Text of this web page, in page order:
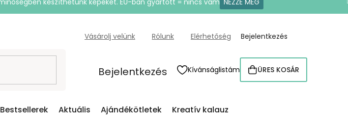
készíthetünk képeket. EU-ban gyártott = nincs vám NÉZZE MEG
Vásárolj velünk Rólunk Elérhetőség Bejelentkezés
Bejelentkezés Kívánságlistám KOSÁR
ÜRES KOSÁR
Bestsellerek Aktuális Ajándékötletek Kreatív kalauz